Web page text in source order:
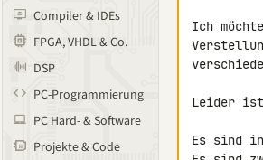
Compiler & IDEs
FPGA, VHDL & Co.
DSP
PC-Programmierung
PC Hard- & Software
Projekte & Code
Ich
Leider
Es sind